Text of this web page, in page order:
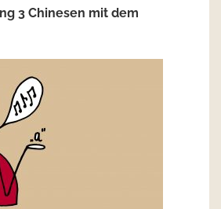
3 Chinesen mit dem